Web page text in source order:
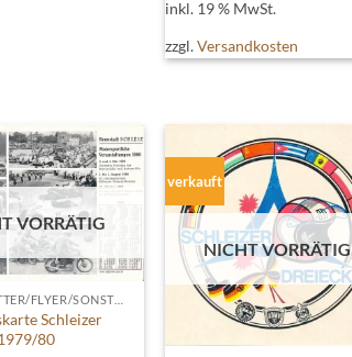
inkl. 19 % MwSt.
zzgl.Versandkosten
VORRÄTIG
FLUGBLÄTTER/FLYER/SONSTIGES
Schleizer
80
verkauft
NICHT VORRÄTIG